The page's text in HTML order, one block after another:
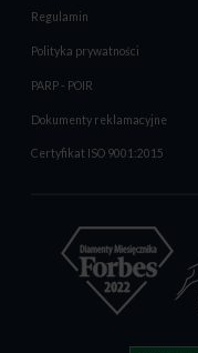
Regulamin
Polityka prywatności
PARP - POIR
Dokumenty reklamacyjne
Certyfikat ISO 9001:2015